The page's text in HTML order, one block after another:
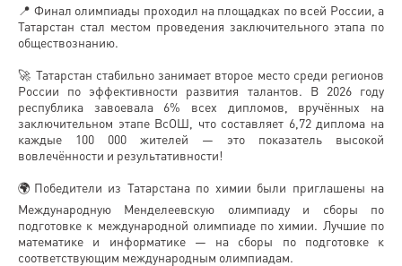
📍 Финал олимпиады проходил на площадках по всей России, а
Татарстан стал местом проведения заключительного этапа по
обществознанию.
🚀 Татарстан стабильно занимает второе место среди регионов
России по эффективности развития талантов. В 2026 году
республика завоевала 6% всех дипломов, вручённых на
заключительном этапе ВсОШ, что составляет 6,72 диплома на
каждые 100 000 жителей — это показатель высокой
вовлечённости и результативности!
🌍Победители из Татарстана по химии были приглашены на
Международную Менделеевскую олимпиаду и сборы по
подготовке к международной олимпиаде по химии. Лучшие по
математике и информатике — на сборы по подготовке к
соответствующим международным олимпиадам.